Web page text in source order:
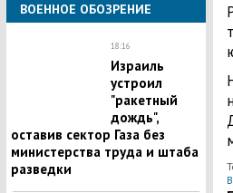
ВОЕННОЕ ОБОЗРЕНИЕ
18:16
Израиль
устроил
"ракетный
дождь",
оставив сектор Газа без
министерства труда и штаба
разведки